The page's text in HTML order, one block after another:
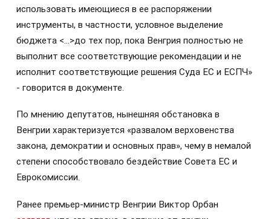
использовать имеющиеся в ее распоряжении
инструменты, в частности, условное выделение
бюджета <...>до тех пор, пока Венгрия полностью не
выполнит все соответствующие рекомендации и не
исполнит соответствующие решения Суда ЕС и ЕСПЧ»
- говорится в документе.
По мнению депутатов, нынешняя обстановка в
Венгрии характеризуется «развалом верховенства
закона, демократии и основных прав», чему в немалой
степени способствовало бездействие Совета ЕС и
Еврокомиссии.
Ранее премьер-министр Венгрии Виктор Орбан